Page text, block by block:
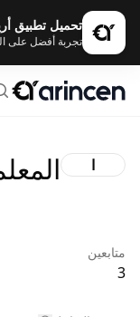
تحميل تطبيق
تجربة أفضل على
ا
متابعين
3